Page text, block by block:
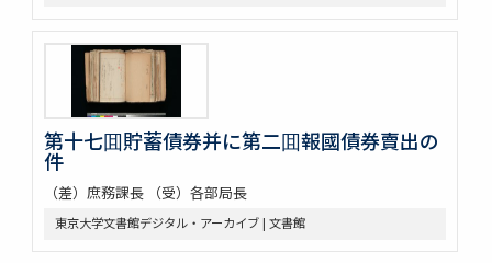
第十七囬貯蓄債券并に第二囬報國債券賣出の
件
（差）庶務課長 （受）各部局長
東京大学文書館デジタル・アーカイブ | 文書館